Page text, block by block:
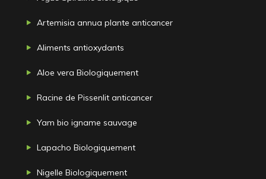
Artemisia annua plante anticancer
Aliments antioxydants
Aloe vera Biologiquement
Racine de Pissenlit anticancer
Yam bio igname sauvage
Lapacho Biologiquement
Nigelle Biologiquement